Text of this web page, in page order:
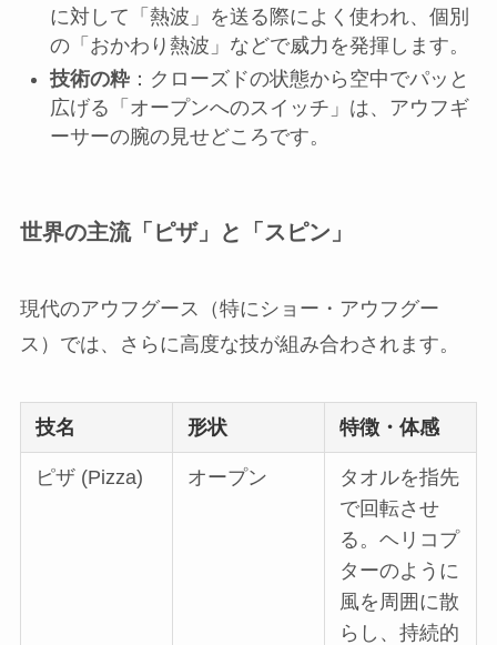
に対して「熱波」を送る際によく使われ、個別
の「おかわり熱波」などで威力を発揮します。
技術の粋：クローズドの状態から空中でパッと
広げる「オープンへのスイッチ」は、アウフギ
ーサーの腕の見せどころです。
世界の主流「ピザ」と「スピン」
現代のアウフグース（特にショー・アウフグー
ス）では、さらに高度な技が組み合わされます。
技名 形状 特徴・体感
ピザ (Pizza) オープン
タオルを指先
で回転させ
る。ヘリコプ
ターのように
風を周囲に散
らし、持続的